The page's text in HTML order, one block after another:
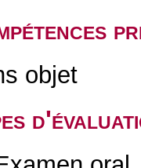
objet